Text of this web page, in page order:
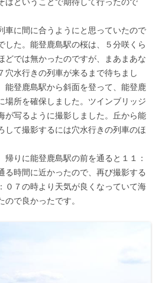
車に間に合うようにと思っていたので
した。能登鹿島駅の桜は、５分咲くら
どでは無かったのですが、まあまあな
穴水行きの列車が来るまで待ちまし
能登鹿島駅から斜面を登って、能登鹿
場所を確保しました。ツインブリッジ
が写るように撮影しました。丘から能
して撮影するには穴水行きの列車のほ
帰りに能登鹿島駅の前を通ると１１：
る時間に近かったので、再び撮影する
０７の時より天気が良くなっていて海
で良かったです。